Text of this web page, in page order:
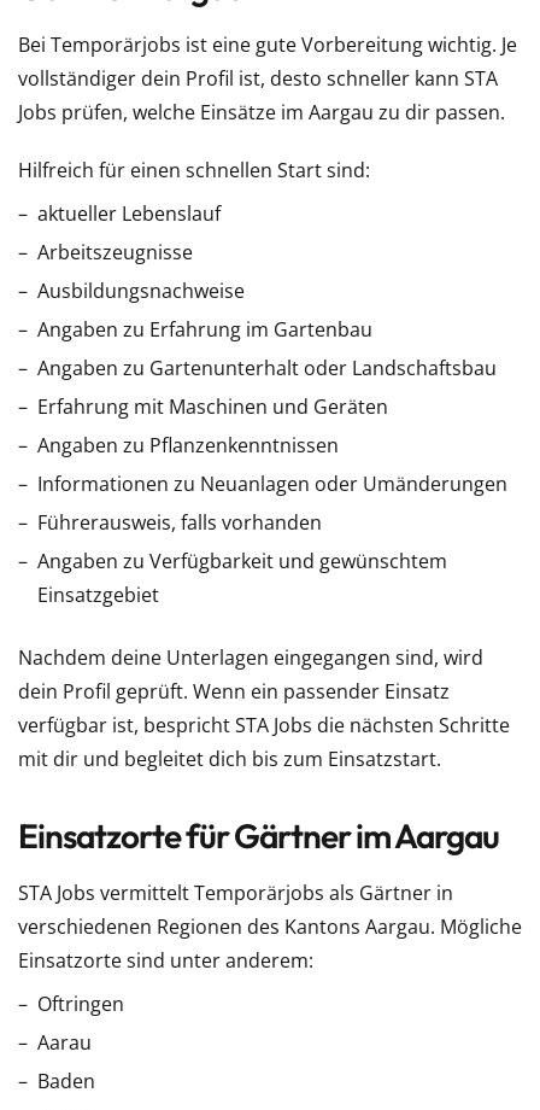
Bei Temporärjobs ist eine gute Vorbereitung wichtig. Je
vollständiger dein Profil ist, desto schneller kann STA
Jobs prüfen, welche Einsätze im Aargau zu dir passen.
Hilfreich für einen schnellen Start sind:
aktueller Lebenslauf
Arbeitszeugnisse
Ausbildungsnachweise
Angaben zu Erfahrung im Gartenbau
Angaben zu Gartenunterhalt oder Landschaftsbau
Erfahrung mit Maschinen und Geräten
Angaben zu Pflanzenkenntnissen
Informationen zu Neuanlagen oder Umänderungen
Führerausweis, falls vorhanden
Angaben zu Verfügbarkeit und gewünschtem
Einsatzgebiet
Nachdem deine Unterlagen eingegangen sind, wird
dein Profil geprüft. Wenn ein passender Einsatz
verfügbar ist, bespricht STA Jobs die nächsten Schritte
mit dir und begleitet dich bis zum Einsatzstart.
Einsatzorte für Gärtner im Aargau
STA Jobs vermittelt Temporärjobs als Gärtner in
verschiedenen Regionen des Kantons Aargau. Mögliche
Einsatzorte sind unter anderem:
Oftringen
Aarau
Baden